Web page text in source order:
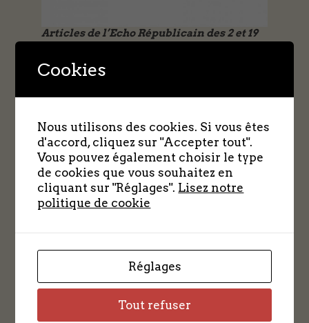
Articles de l’Echo Républicain des 2 et 19
François Grousseaud (Popeye) maquisard
de La Framboisière aux cotés de De Gaulle
à Chartres lors de la libération de la ville
le 23 aout 44
Cookies
Nous utilisons des cookies. Si vous êtes
d'accord, cliquez sur "Accepter tout".
Vous pouvez également choisir le type
de cookies que vous souhaitez en
cliquant sur "Réglages". Lisez notre
politique de cookie
Réglages
Tout refuser